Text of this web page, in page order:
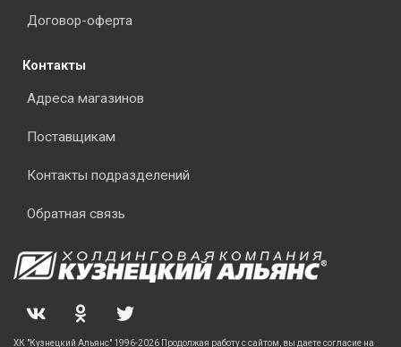
Договор-оферта
Контакты
Адреса магазинов
Поставщикам
Контакты подразделений
Обратная связь
ХК "Кузнецкий Альянс" 1996-2026 Продолжая работу с сайтом, вы даете согласие на